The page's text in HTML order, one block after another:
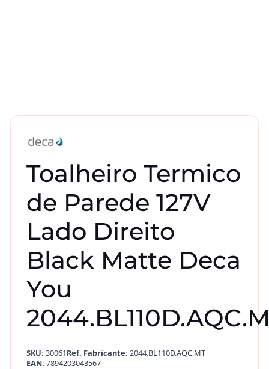
Toalheiro Termico
de Parede 127V
Lado Direito
Black Matte Deca
You
SKU: 30061Ref. Fabricante: 2044.BL110D.AQC.MT
EAN: 7894203043567